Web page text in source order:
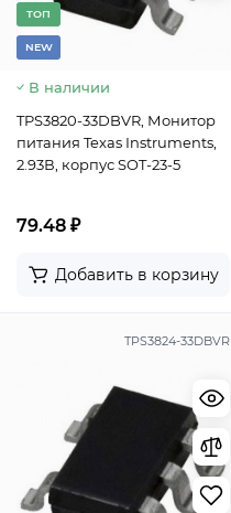
TОП
NEW
В наличии
TPS3820-33DBVR, Монитор
питания Texas Instruments,
2.93В, корпус SOT-23-5
79.48 ₽
Добавить в корзину
TPS3824-33DBVR